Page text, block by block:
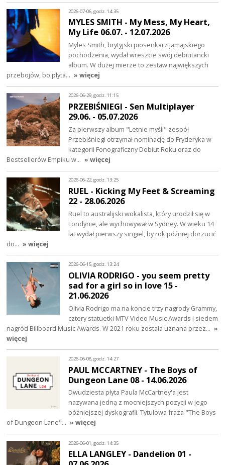
2026-07-06, godz. 14:35
MYLES SMITH - My Mess, My Heart,
My Life 06.07. - 12.07.2026
Myles Smith, brytyjski piosenkarz jamajskiego
pochodzenia, wydał wreszcie swój debiutancki
album. W dużej mierze to zestaw największych
przebojów, bo płyta… » więcej
2026-06-29, godz. 11:15
PRZEBIŚNIEGI - Sen Multiplayer
29.06. - 05.07.2026
Za pierwszy album "Letnie myśli" zespół
Przebiśniegi otrzymał nominację do Fryderyka w
kategorii Fonograficzny Debiut Roku oraz do
Bestsellerów Empiku w… » więcej
2026-06-22, godz. 13:25
RUEL - Kicking My Feet & Screaming
22 - 28.06.2026
Ruel to australijski wokalista, który urodził się w
Londynie, ale wychowywał w Sydney. W wieku 14
lat wydał pierwszy singiel, by rok później dorzucić
do… » więcej
2026-06-15, godz. 13:24
OLIVIA RODRIGO - you seem pretty
sad for a girl so in love 15 -
21.06.2026
Olivia Rodrigo ma na koncie trzy nagrody Grammy,
cztery statuetki MTV Video Music Awards i siedem
nagród Billboard Music Awards. W 2021 roku została uznana przez… »
więcej
2026-06-08, godz. 14:27
PAUL MCCARTNEY - The Boys of
Dungeon Lane 08 - 14.06.2026
Dwudziesta płyta Paula McCartney'a jest
nazywana jedną z mocniejszych pozycji w jego
późniejszej dyskografii. Tytułowa fraza "The Boys
of Dungeon Lane"… » więcej
2026-06-01, godz. 14:35
ELLA LANGLEY - Dandelion 01 -